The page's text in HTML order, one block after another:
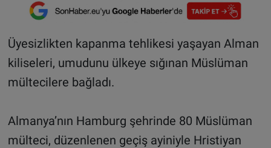
Üyesizlikten kapanma tehlikesi yaşayan Alman
kiliseleri, umudunu ülkeye sığınan Müslüman
mültecilere bağladı.
Almanya’nın Hamburg şehrinde 80 Müslüman
mülteci, düzenlenen geçiş ayiniyle Hristiyan